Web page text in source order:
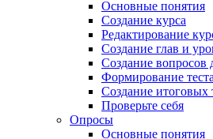
Основные понятия
Создание курса
Редактирование
Создание глав и
Создание вопросов
Формирование
Создание итоговых
Проверьте себя
Опросы
Основные понятия